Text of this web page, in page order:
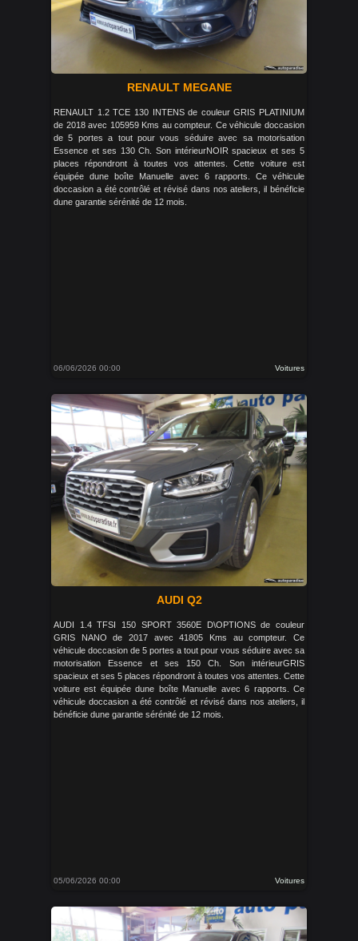
RENAULT MEGANE
RENAULT 1.2 TCE 130 INTENS de couleur GRIS PLATINIUM
de 2018 avec 105959 Kms au compteur. Ce véhicule doccasion
de 5 portes a tout pour vous séduire avec sa motorisation
Essence et ses 130 Ch. Son intérieurNOIR spacieux et ses 5
places répondront à toutes vos attentes. Cette voiture est
équipée dune boîte Manuelle avec 6 rapports. Ce véhicule
doccasion a été contrôlé et révisé dans nos ateliers, il bénéficie
dune garantie sérénité de 12 mois.
06/06/2026 00:00 Voitures
AUDI Q2
AUDI 1.4 TFSI 150 SPORT 3560E D\OPTIONS de couleur
GRIS NANO de 2017 avec 41805 Kms au compteur. Ce
véhicule doccasion de 5 portes a tout pour vous séduire avec sa
motorisation Essence et ses 150 Ch. Son intérieurGRIS
spacieux et ses 5 places répondront à toutes vos attentes. Cette
voiture est équipée dune boîte Manuelle avec 6 rapports. Ce
véhicule doccasion a été contrôlé et révisé dans nos ateliers, il
bénéficie dune garantie sérénité de 12 mois.
05/06/2026 00:00 Voitures